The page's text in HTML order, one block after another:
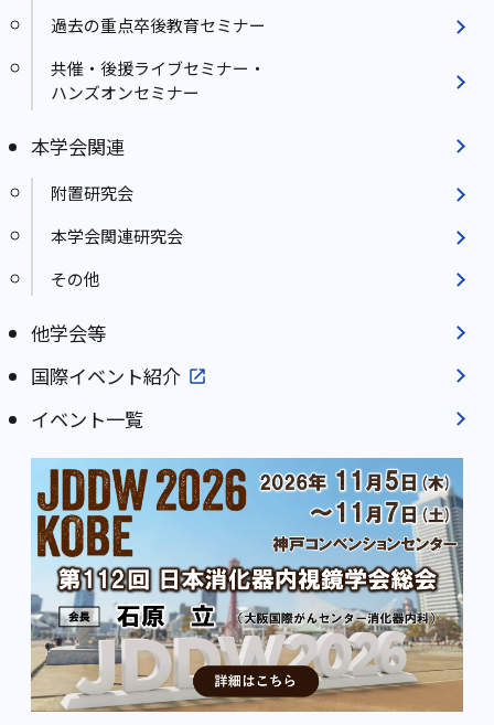
過去の重点卒後教育セミナー
共催・後援ライブセミナー・
ハンズオンセミナー
本学会関連
附置研究会
本学会関連研究会
その他
他学会等
国際イベント紹介
イベント一覧